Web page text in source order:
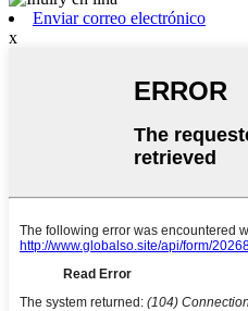
Enviar correo electrónico
x